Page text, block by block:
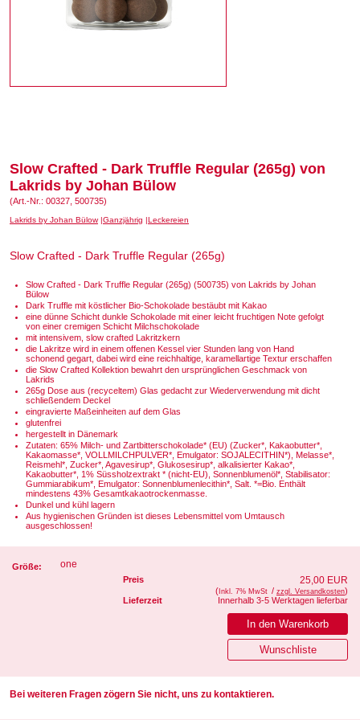
Slow Crafted - Dark Truffle Regular (265g) von
Lakrids by Johan Bülow
(Art.-Nr.: 00327, 500735)
Lakrids by Johan Bülow Ganzjährig Leckereien
Slow Crafted - Dark Truffle Regular (265g)
Slow Crafted - Dark Truffle Regular (265g) (500735) von Lakrids by Johan
Bülow
Dark Truffle mit köstlicher Bio-Schokolade bestäubt mit Kakao
eine dünne Schicht dunkle Schokolade mit einer leicht fruchtigen Note gefolgt
von einer cremigen Schicht Milchschokolade
mit intensivem, slow crafted Lakritzkern
die Lakritze wird in einem offenen Kessel vier Stunden lang von Hand
schonend gegart, dabei wird eine reichhaltige, karamellartige Textur erschaffen
die Slow Crafted Kollektion bewahrt den ursprünglichen Geschmack von
Lakrids
265g Dose aus (recyceltem) Glas gedacht zur Wiederverwendung mit dicht
schließendem Deckel
eingravierte Maßeinheiten auf dem Glas
glutenfrei
hergestellt in Dänemark
Zutaten: 65% Milch- und Zartbitterschokolade* (EU) (Zucker*, Kakaobutter*,
Kakaomasse*, VOLLMILCHPULVER*, Emulgator: SOJALECITHIN*), Melasse*,
Reismehl*, Zucker*, Agavesirup*, Glukosesirup*, alkalisierter Kakao*,
Kakaobutter*, 1% Süssholzextrakt * (nicht-EU), Sonnenblumenöl*, Stabilisator:
Gummiarabikum*, Emulgator: Sonnenblumenlecithin*, Salt. *=Bio. Enthält
mindestens 43% Gesamtkakaotrockenmasse.
Dunkel und kühl lagern
Aus hygienischen Gründen ist dieses Lebensmittel vom Umtausch
ausgeschlossen!
Größe: one
Preis 25,00 EUR
( Inkl. 7% MwSt / zzgl. Versandkosten)
Lieferzeit
Innerhalb 3-5 Werktagen lieferbar
Bei weiteren Fragen zögern Sie nicht, uns zu kontaktieren.